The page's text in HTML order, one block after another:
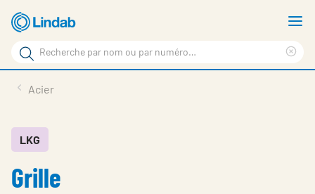
Aller
au
contenu
principal
Rechercher
Rechercher
sur
site
En vedette
À propos de Lindab
Acier
LKG
Grille